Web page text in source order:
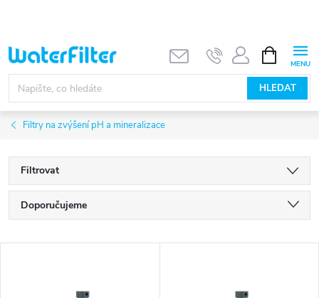
obsah
HLEDAT
NÁKUPNÍ
KOŠÍK
Filtry na zvýšení pH a mineralizace
Filtrovat
Ř
a
Doporučujeme
Nejprodávanější